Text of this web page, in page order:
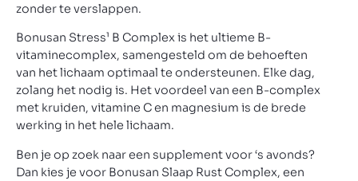
zonder te verslappen.
Bonusan Stress¹ B Complex is het ultieme B-
vitaminecomplex, samengesteld om de behoeften
van het lichaam optimaal te ondersteunen. Elke dag,
zolang het nodig is. Het voordeel van een B-complex
met kruiden, vitamine C en magnesium is de brede
werking in het hele lichaam.
Ben je op zoek naar een supplement voor ‘s avonds?
Dan kies je voor Bonusan Slaap Rust Complex, een